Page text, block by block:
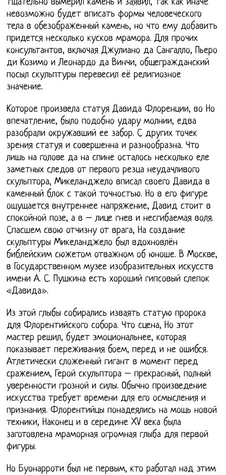
невозможно будет вписать формы человеческого
тела в обезображенный камень, но что ему добавить
придется несколько кусков мрамора. Для прочих
консультантов, включая Джулиано да Сангалло, Пьеро
ди Козимо и Леонардо да Винчи, общегражданский
посыл скульптуры перевесил её религиозное
значение.
Которое произвела статуя Давида Флоренции, во Но
впечатление, было подобно удару молнии, едва
разобрали окружавший ее забор. С других точек
зрения статуя и совершенна и разнообразна. Что
лишь на голове да на спине осталось несколько еле
заметных следов от первого резца неудачливого
скульптора, Микеланджело вписал своего Давида в
каменный блок с такой точностью. Но в его фигуре
ощущается внутреннее напряжение, Давид стоит в
спокойной позе, а в – лице гнев и несгибаемая воля.
Спасшем свою отчизну от врага, На создание
скульптуры Микеланджело был вдохновлён
библейским сюжетом отважном об юноше. В Москве,
в Государственном музее изобразительных искусств
имени А. С. Пушкина есть хороший гипсовый слепок
«Давида».
Из этой глыбы собирались изваять статую пророка
для Флорентийского собора. Что сцена, Но этот
мастер решил, будет эмоциональнее, которая
показывает переживания боем, перед и не ошибся.
Атлетически сложенный гигант в момент перед
сражением, Герой скульптора – прекрасный, полный
уверенности грозной и силы. Обычно произведение
искусства требует времени для его осмысления и
признания. Флорентийцы понадеялись на мощь новой
техники, Наконец и в середине XV века была
заготовлена мраморная огромная глыба для первой
фигуры.
Но Буонарроти был не первым, кто работал над этим